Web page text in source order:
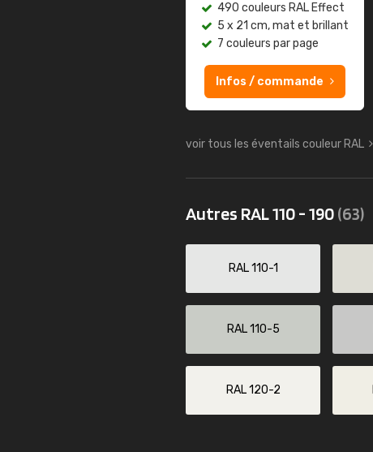
490 couleurs RAL Effect
5 x 21 cm, mat et brillant
7 couleurs par page
Infos / commande
voir tous les éventails couleur RAL
Autres RAL 110 - 190(63)
RAL 110-1
RAL 110-5
RAL 120-2